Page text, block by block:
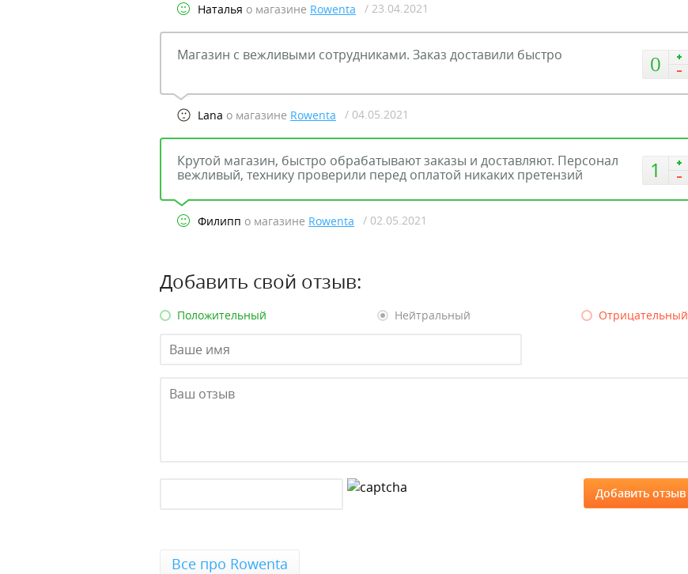
Наталья о магазине Rowenta / 23.04.2021
0
Магазин с вежливыми сотрудниками. Заказ доставили быстро
Lana о магазине Rowenta / 04.05.2021
1
Крутой магазин, быстро обрабатывают заказы и доставляют. Персонал
вежливый, технику проверили перед оплатой никаких претензий
Филипп о магазине Rowenta / 02.05.2021
Добавить свой отзыв:
Положительный Нейтральный Отрицательный
Все про Rowenta